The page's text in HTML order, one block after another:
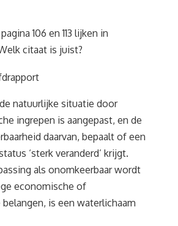
106 en 113 lijken in
citaat is juist?
natuurlijke situatie door
ingrepen is aangepast, en de
daarvan, bepaalt of een
‘sterk veranderd’ krijgt.
als onomkeerbaar wordt
economische of
is een waterlichaam